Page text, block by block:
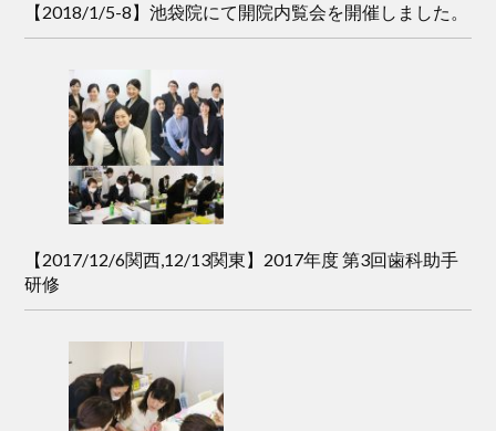
【2018/1/5-8】池袋院にて開院内覧会を開催しました。
【2017/12/6関西,12/13関東】2017年度 第3回歯科助手
研修